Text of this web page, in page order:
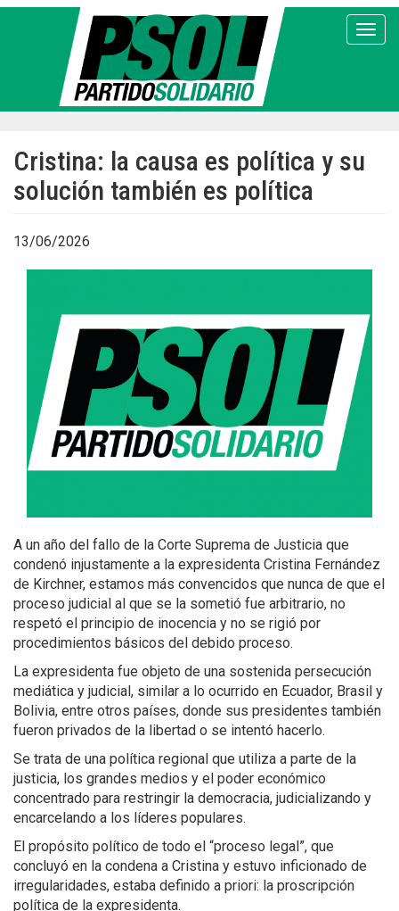
Pasar
Cristina: la causa es política y su
solución también es política
13/06/2026
A un año del fallo de la Corte Suprema de Justicia que
condenó injustamente a la expresidenta Cristina Fernández
de Kirchner, estamos más convencidos que nunca de que el
proceso judicial al que se la sometió fue arbitrario, no
respetó el principio de inocencia y no se rigió por
procedimientos básicos del debido proceso.
La expresidenta fue objeto de una sostenida persecución
mediática y judicial, similar a lo ocurrido en Ecuador, Brasil y
Bolivia, entre otros países, donde sus presidentes también
fueron privados de la libertad o se intentó hacerlo.
Se trata de una política regional que utiliza a parte de la
justicia, los grandes medios y el poder económico
concentrado para restringir la democracia, judicializando y
encarcelando a los líderes populares.
El propósito político de todo el “proceso legal”, que
concluyó en la condena a Cristina y estuvo inficionado de
irregularidades, estaba definido a priori: la proscripción
política de la expresidenta.